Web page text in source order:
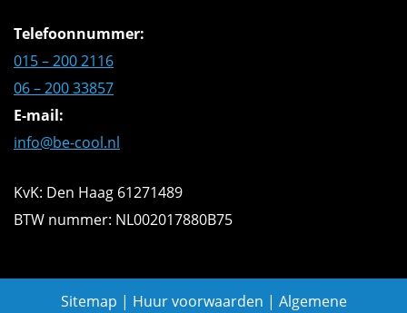
Telefoonnummer:
015 – 200 2116
06 – 200 33857
E-mail:
info@be-cool.nl
KvK: Den Haag 61271489
BTW nummer: NL002017880B75
Sitemap | Huur voorwaarden | Algemene